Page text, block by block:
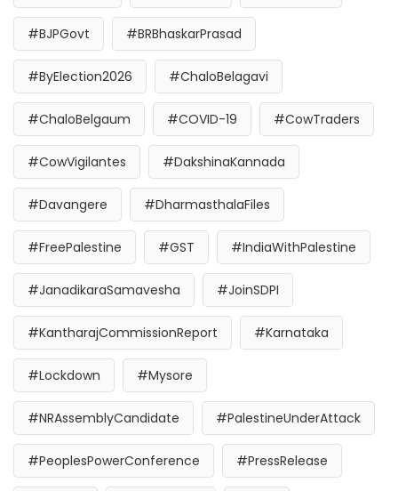
#BJPGovt #BRBhaskarPrasad
#ByElection2026 #ChaloBelagavi
#ChaloBelgaum #COVID-19 #CowTraders
#CowVigilantes #DakshinaKannada
#Davangere #DharmasthalaFiles
#FreePalestine #GST #IndiaWithPalestine
#JanadikaraSamavesha #JoinSDPI
#KantharajCommissionReport #Karnataka
#Lockdown #Mysore
#NRAssemblyCandidate #PalestineUnderAttack
#PeoplesPowerConference #PressRelease